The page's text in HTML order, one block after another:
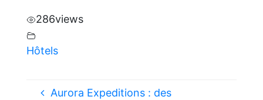
286views
Hôtels
Aurora Expeditions : des